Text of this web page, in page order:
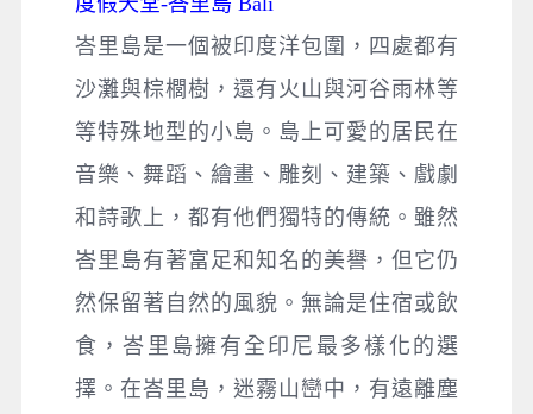
峇里島是一個被印度洋包圍，四處都有
沙灘與棕櫚樹，還有火山與河谷雨林等
等特殊地型的小島。島上可愛的居民在
音樂、舞蹈、繪畫、雕刻、建築、戲劇
和詩歌上，都有他們獨特的傳統。雖然
峇里島有著富足和知名的美譽，但它仍
然保留著自然的風貌。無論是住宿或飲
食，峇里島擁有全印尼最多樣化的選
擇。在峇里島，迷霧山巒中，有遠離塵